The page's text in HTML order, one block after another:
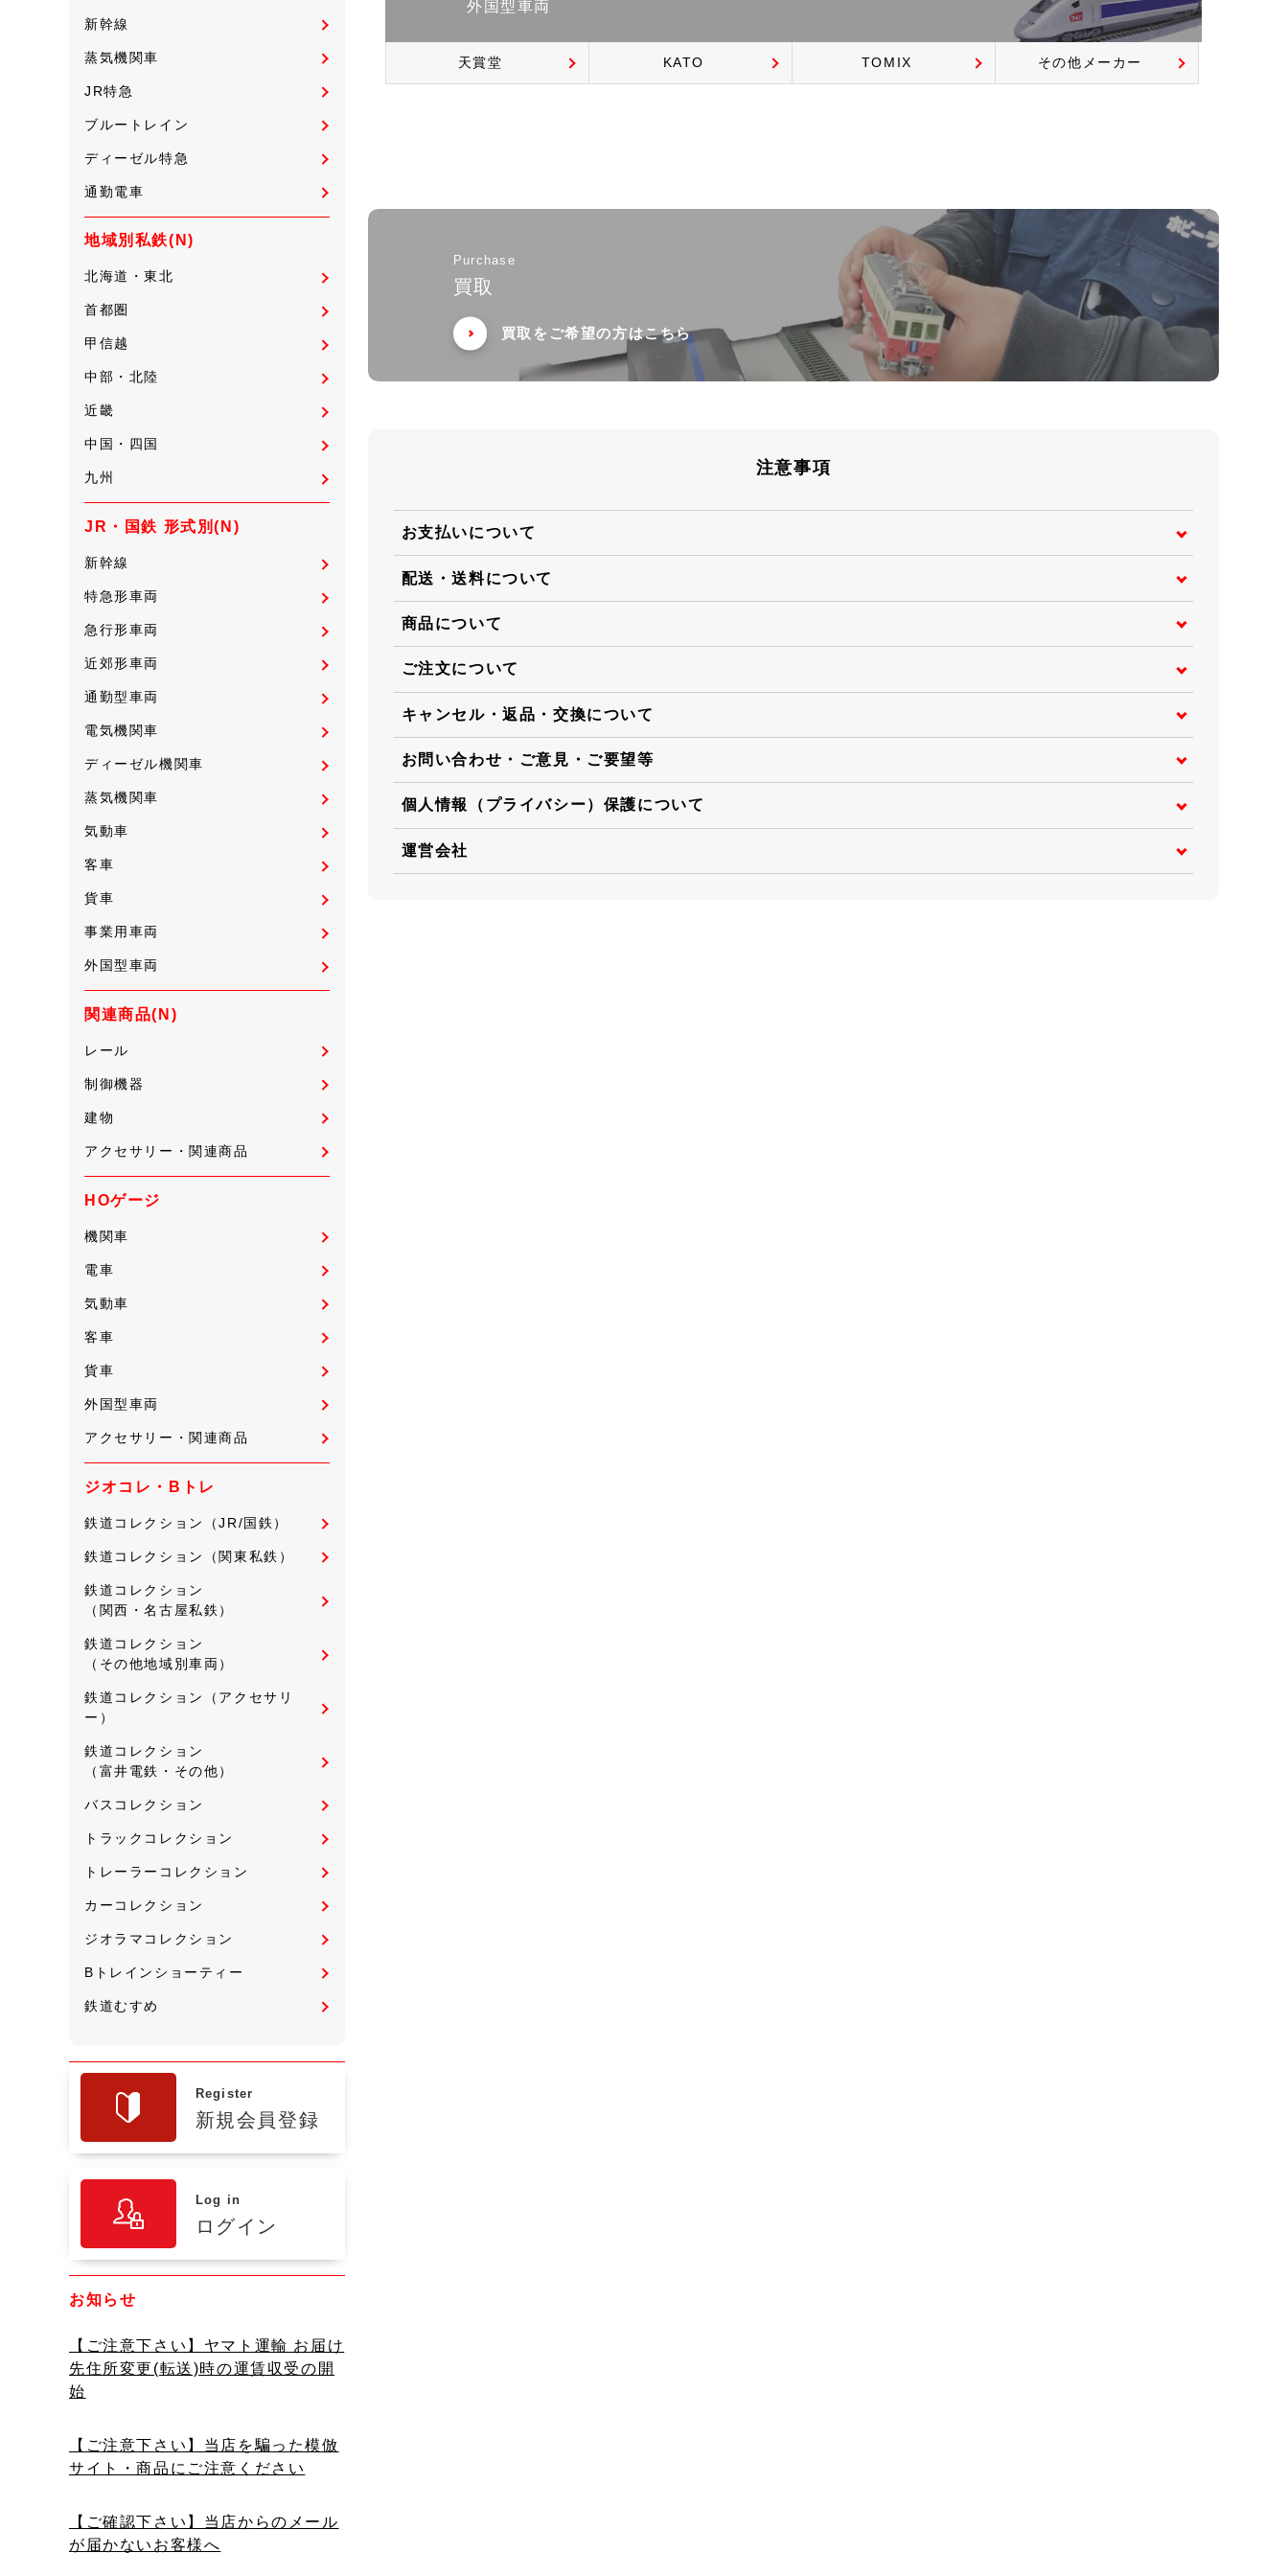
新幹線
蒸気機関車
JR特急
ブルートレイン
ディーゼル特急
通勤電車
地域別私鉄(N)
北海道・東北
首都圏
甲信越
中部・北陸
近畿
中国・四国
九州
JR・国鉄 形式別(N)
新幹線
特急形車両
急行形車両
近郊形車両
通勤型車両
電気機関車
ディーゼル機関車
蒸気機関車
気動車
客車
貨車
事業用車両
外国型車両
関連商品(N)
レール
制御機器
建物
アクセサリー・関連商品
HOゲージ
機関車
電車
気動車
客車
貨車
外国型車両
アクセサリー・関連商品
ジオコレ・Bトレ
鉄道コレクション（JR/国鉄）
鉄道コレクション（関東私鉄）
鉄道コレクション
（関西・名古屋私鉄）
鉄道コレクション
（その他地域別車両）
鉄道コレクション（アクセサリ
ー）
鉄道コレクション
（富井電鉄・その他）
バスコレクション
トラックコレクション
トレーラーコレクション
カーコレクション
ジオラマコレクション
Bトレインショーティー
鉄道むすめ
Register
新規会員登録
Log in
ログイン
お知らせ
【ご注意下さい】ヤマト運輸 お届け
先住所変更(転送)時の運賃収受の開
始
【ご注意下さい】当店を騙った模倣
サイト・商品にご注意ください
【ご確認下さい】当店からのメール
が届かないお客様へ
外国型車両
天賞堂 KATO TOMIX その他メーカー
Purchase
買取
買取をご希望の方はこちら
注意事項
お支払いについて
配送・送料について
商品について
ご注文について
キャンセル・返品・交換について
お問い合わせ・ご意見・ご要望等
個人情報（プライバシー）保護について
運営会社